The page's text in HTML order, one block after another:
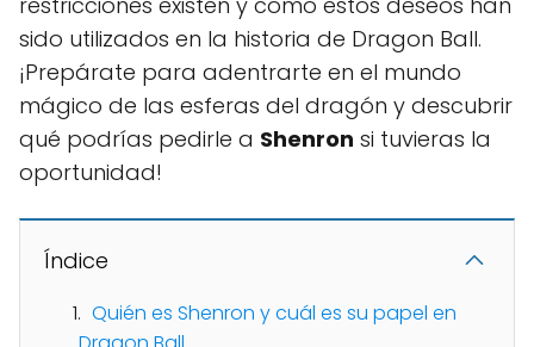
sido utilizados en la historia de Dragon Ball.
¡Prepárate para adentrarte en el mundo
mágico de las esferas del dragón y descubrir
qué podrías pedirle a Shenron si tuvieras la
oportunidad!
Índice
Quién es Shenron y cuál es su papel en